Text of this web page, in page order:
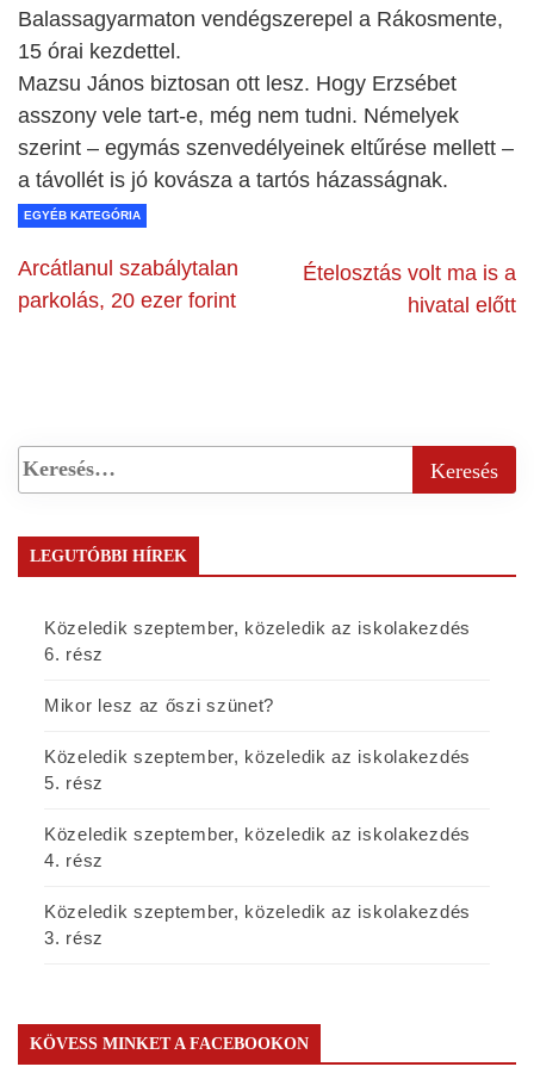
Balassagyarmaton vendégszerepel a Rákosmente,
15 órai kezdettel.
Mazsu János biztosan ott lesz. Hogy Erzsébet
asszony vele tart-e, még nem tudni. Némelyek
szerint – egymás szenvedélyeinek eltűrése mellett –
a távollét is jó kovásza a tartós házasságnak.
EGYÉB KATEGÓRIA
Arcátlanul szabálytalan
parkolás, 20 ezer forint
Ételosztás volt ma is a
hivatal előtt
LEGUTÓBBI HÍREK
Közeledik szeptember, közeledik az iskolakezdés
6. rész
Mikor lesz az őszi szünet?
Közeledik szeptember, közeledik az iskolakezdés
5. rész
Közeledik szeptember, közeledik az iskolakezdés
4. rész
Közeledik szeptember, közeledik az iskolakezdés
3. rész
KÖVESS MINKET A FACEBOOKON